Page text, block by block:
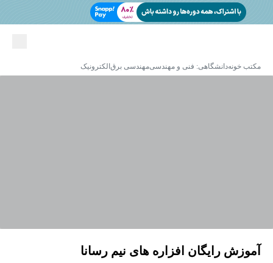
مکتب خونهدانشگاهی: فنی و مهندسیمهندسی برق الکترونیک
آموزش رایگان افزاره های نیم رسانا